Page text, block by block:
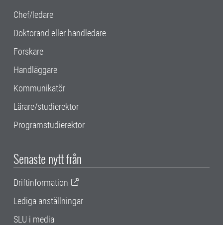
Chef/ledare
Doktorand eller handledare
Forskare
Handläggare
Kommunikatör
Lärare/studierektor
Programstudierektor
Senaste nytt från
Driftinformation
Lediga anställningar
SLU i media